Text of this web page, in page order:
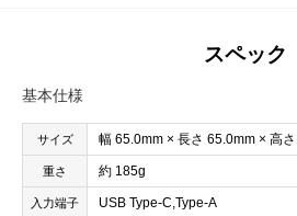
スペック
基本仕様
サイズ 幅 65.0mm × 長さ 65.0mm × 高
重さ 約 185g
入力端子 USB Type-C,Type-A